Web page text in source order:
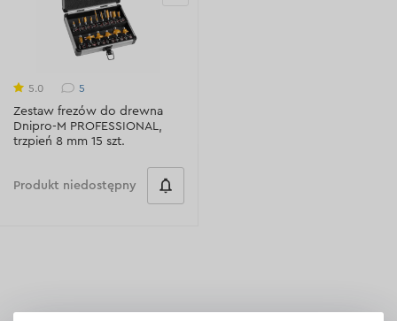
5.0 5
Zestaw frezów do drewna
Dnipro-M PROFESSIONAL,
trzpień 8 mm 15 szt.
Produkt niedostępny